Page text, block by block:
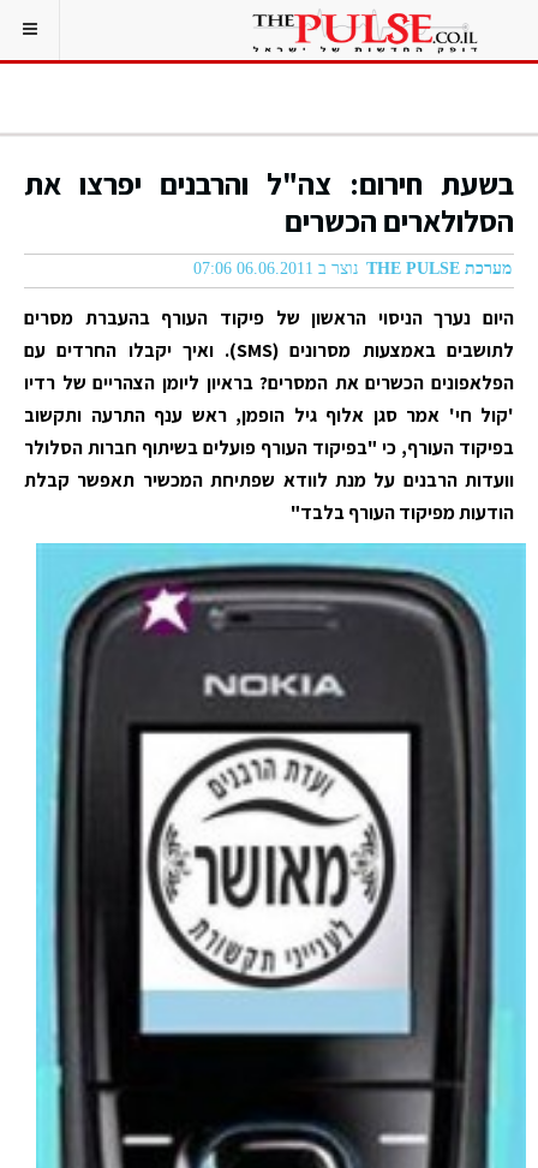
בשעת חירום: צה"ל והרבנים יפרצו את
הסלולארים הכשרים
מערכת THE PULSE נוצר ב 06.06.2011 07:06
היום נערך הניסוי הראשון של פיקוד העורף בהעברת מסרים
לתושבים באמצעות מסרונים (SMS). ואיך יקבלו החרדים עם
הפלאפונים הכשרים את המסרים? בראיון ליומן הצהריים של רדיו
'קול חי' אמר סגן אלוף גיל הופמן, ראש ענף התרעה ותקשוב
בפיקוד העורף, כי "בפיקוד העורף פועלים בשיתוף חברות הסלולר
וועדות הרבנים על מנת לוודא שפתיחת המכשיר תאפשר קבלת
הודעות מפיקוד העורף בלבד"